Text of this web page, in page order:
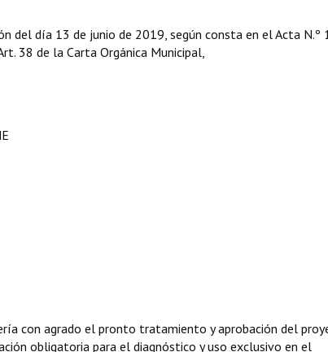
del día 13 de junio de 2019, según consta en el Acta N.º
38 de la Carta Orgánica Municipal,
con agrado el pronto tratamiento y aprobación del
obligatoria para el diagnóstico y uso exclusivo en el